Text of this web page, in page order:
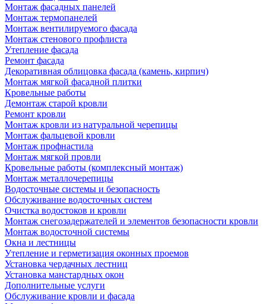
Монтаж фасадных панелей
Монтаж термопанелей
Монтаж вентилируемого фасада
Монтаж стенового профлиста
Утепление фасада
Ремонт фасада
Декоративная облицовка фасада (камень, кирпич)
Монтаж мягкой фасадной плитки
Кровельные работы
Демонтаж старой кровли
Ремонт кровли
Монтаж кровли из натуральной черепицы
Монтаж фальцевой кровли
Монтаж профнастила
Монтаж мягкой провли
Кровельные работы (комплексный монтаж)
Монтаж металлочерепицы
Водосточные системы и безопасность
Обслуживание водосточных систем
Очистка водостоков и кровли
Монтаж снегозадержателей и элементов безопасности кровли
Монтаж водосточной системы
Окна и лестницы
Утепление и герметизация оконных проемов
Установка чердачных лестниц
Установка манстардных окон
Дополнительные услуги
Обслуживание кровли и фасада